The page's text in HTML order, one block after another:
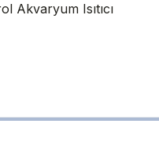
Akvaryum Isıtıcı